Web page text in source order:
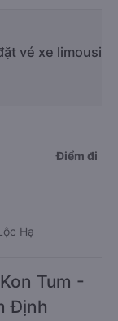
vé xe
Điểm đi
Hạ
Tum -
Định